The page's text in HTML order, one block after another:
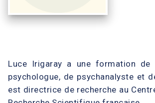
Luce Irigaray a une formation de
psychologue, de psychanalyste et
est directrice de recherche au